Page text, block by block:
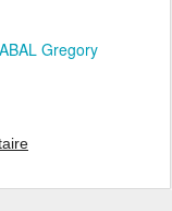
Gregory